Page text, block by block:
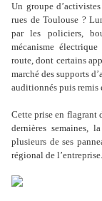
Un groupe
rues de Toulouse ?
par les policiers,
mécanisme
route, dont certains
marché des supports d’
auditionnés puis remis
Cette prise en flagrant
dernières semaines,
plusieurs de ses
régional de l’entreprise.